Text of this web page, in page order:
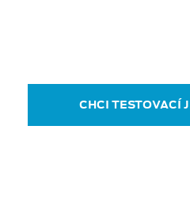
CHCI TESTOVACÍ